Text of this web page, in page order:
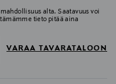
alta. Saatavuus voi
tieto pitää aina
VARAA TAVARATALOON